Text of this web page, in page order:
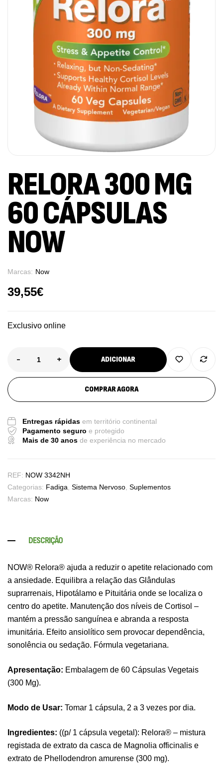
RELORA 300 MG
60 CÁPSULAS
NOW
Marcas: Now
39,55€
Exclusivo online
- + ADICIONAR
COMPRAR AGORA
Entregas rápidas em território continental
Pagamento seguro e protegido
Mais de 30 anos de experiência no mercado
REF: NOW 3342NH
Categorias: Fadiga Sistema Nervoso Suplementos
Marcas: Now
DESCRIÇÃO
NOW® Relora® ajuda a reduzir o apetite relacionado com
a ansiedade. Equilibra a relação das Glândulas
suprarrenais, Hipotálamo e Pituitária onde se localiza o
centro do apetite. Manutenção dos níveis de Cortisol –
mantém a pressão sanguínea e abranda a resposta
imunitária. Efeito ansiolítico sem provocar dependência,
sonolência ou sedação. Fórmula vegetariana.
Apresentação: Embalagem de 60 Cápsulas Vegetais
(300 Mg).
Modo de Usar: Tomar 1 cápsula, 2 a 3 vezes por dia.
Ingredientes: ((p/ 1 cápsula vegetal): Relora® – mistura
registada de extrato da casca de Magnolia officinalis e
extrato de Phellodendron amurense (300 mg).